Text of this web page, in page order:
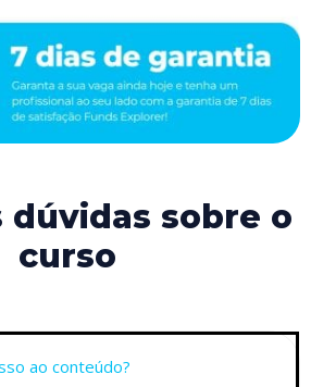
dúvidas sobre o
curso
ao conteúdo?